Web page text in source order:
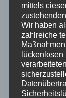
Ähnliche Beiträge
Verschlüsselung
Encyrpt und
mod_md
27. März 2018
In "FreeBSD"
mittels
Wir haben
zahlreiche